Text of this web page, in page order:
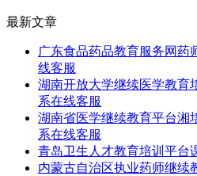
最新文章
广东食品药品教育服务网药
线客服
湖南开放大学继续医学教育
系在线客服
湖南省医学继续教育平台湘
系在线客服
青岛卫生人才教育培训平台
内蒙古自治区执业药师继续